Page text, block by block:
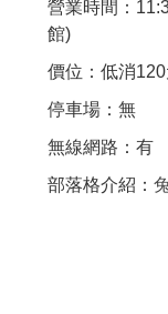
營業時間：
館)
價位：低消
停車場：無
無線網路：有
部落格介紹：